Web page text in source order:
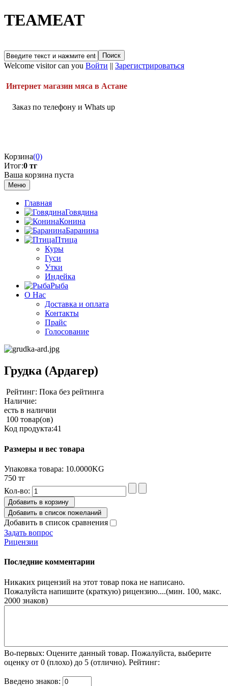
TEAMEAT
Welcome visitor can you Войти || Зарегистрироваться
Интернет магазин мяса в Астане
Заказ по телефону и Whats up
Корзина(0)
Итог:0 тг
Ваша корзина пуста
Меню
Главная
Говядина
Конина
Баранина
Птица
Куры
Гуси
Утки
Индейка
Рыба
О Нас
Доставка и оплата
Контакты
Прайс
Голосование
Грудка (Ардагер)
Рейтинг: Пока без рейтинга
Наличие:
есть в наличии
100 товар(ов)
Код продукта:41
Размеры и вес товара
Упаковка товара: 10.0000KG
750 тг
Кол-во:
Добавить в корзину
Добавить в список пожеланий
Добавить в список сравнения
Задать вопрос
Рицензии
Последние комментарии
Никаких рицензий на этот товар пока не написано.
Пожалуйста напишите (краткую) рицензию....(мин. 100, макс.
2000 знаков)
Во-первых: Оцените данный товар. Пожалуйста, выберите
оценку от 0 (плохо) до 5 (отлично). Рейтинг:
Введено знаков: